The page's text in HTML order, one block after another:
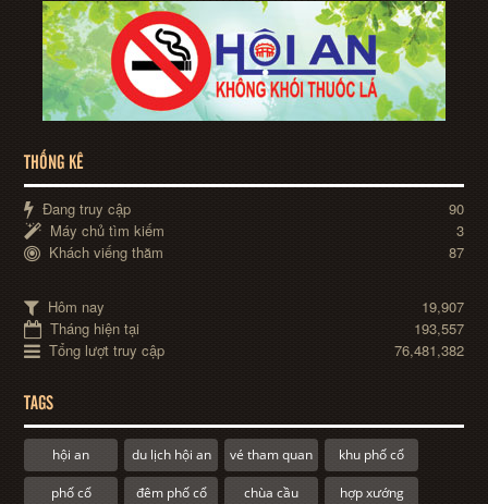
THỐNG KÊ
Đang truy cập
90
Máy chủ tìm kiếm
3
Khách viếng thăm
87
Hôm nay
19,907
Tháng hiện tại
193,557
Tổng lượt truy cập
76,481,382
TAGS
hội an du lịch hội an vé tham quan khu phố cổ
phố cổ đêm phố cổ chùa cầu hợp xướng